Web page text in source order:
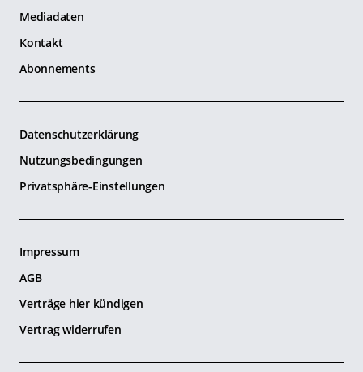
Mediadaten
Kontakt
Abonnements
Datenschutzerklärung
Nutzungsbedingungen
Privatsphäre-Einstellungen
Impressum
AGB
Verträge hier kündigen
Vertrag widerrufen